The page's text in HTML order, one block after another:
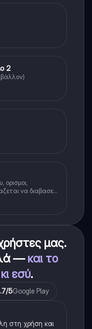
2
να διαβασεις
μας.
— και το
εσύ.
/5Google Play
στη χρήση και